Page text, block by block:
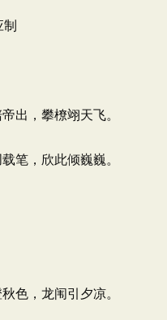
出，攀橑翊天飞。
笔，欣此倾巍巍。
色，龙闱引夕凉。